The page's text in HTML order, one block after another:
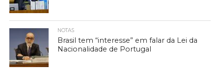
NOTAS
Brasil tem “interesse” em falar da Lei da
Nacionalidade de Portugal